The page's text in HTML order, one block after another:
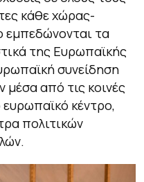
κάθε χώρας-
εμπεδώνονται τα
της Ευρωπαϊκής
συνείδηση
από τις κοινές
ευρωπαϊκό κέντρο,
πολιτικών